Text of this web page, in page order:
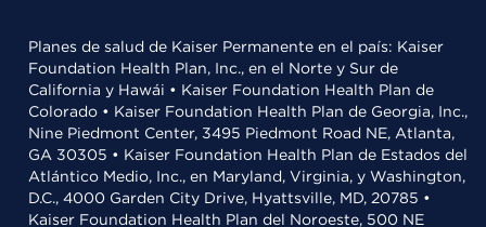
Planes de salud de Kaiser Permanente en el país: Kaiser
Foundation Health Plan, Inc., en el Norte y Sur de
California y Hawái • Kaiser Foundation Health Plan de
Colorado • Kaiser Foundation Health Plan de Georgia, Inc.,
Nine Piedmont Center, 3495 Piedmont Road NE, Atlanta,
GA 30305 • Kaiser Foundation Health Plan de Estados del
Atlántico Medio, Inc., en Maryland, Virginia, y Washington,
D.C., 4000 Garden City Drive, Hyattsville, MD, 20785 •
Kaiser Foundation Health Plan del Noroeste, 500 NE